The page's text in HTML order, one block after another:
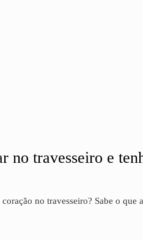
no travesseiro e
no travesseiro? Sabe o que